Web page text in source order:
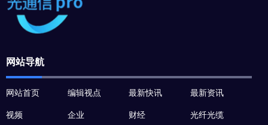
网站导航
网站首页 编辑视点 最新快讯 最新资讯
视频 企业 财经 光纤光缆